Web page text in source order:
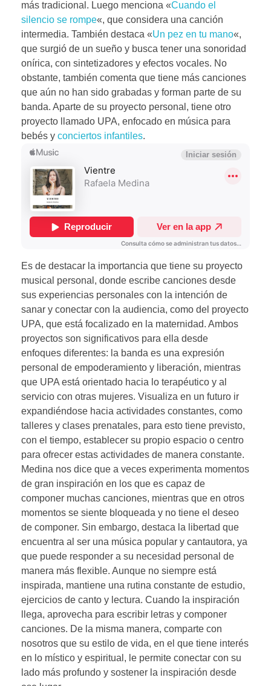
más tradicional. Luego menciona «Cuando el
silencio se rompe«, que considera una canción
intermedia. También destaca «Un pez en tu mano«,
que surgió de un sueño y busca tener una sonoridad
onírica, con sintetizadores y efectos vocales. No
obstante, también comenta que tiene más canciones
que aún no han sido grabadas y forman parte de su
banda. Aparte de su proyecto personal, tiene otro
proyecto llamado UPA, enfocado en música para
bebés y conciertos infantiles.
Es de destacar la importancia que tiene su proyecto
musical personal, donde escribe canciones desde
sus experiencias personales con la intención de
sanar y conectar con la audiencia, como del proyecto
UPA, que está focalizado en la maternidad. Ambos
proyectos son significativos para ella desde
enfoques diferentes: la banda es una expresión
personal de empoderamiento y liberación, mientras
que UPA está orientado hacia lo terapéutico y al
servicio con otras mujeres. Visualiza en un futuro ir
expandiéndose hacia actividades constantes, como
talleres y clases prenatales, para esto tiene previsto,
con el tiempo, establecer su propio espacio o centro
para ofrecer estas actividades de manera constante.
Medina nos dice que a veces experimenta momentos
de gran inspiración en los que es capaz de
componer muchas canciones, mientras que en otros
momentos se siente bloqueada y no tiene el deseo
de componer. Sin embargo, destaca la libertad que
encuentra al ser una música popular y cantautora, ya
que puede responder a su necesidad personal de
manera más flexible. Aunque no siempre está
inspirada, mantiene una rutina constante de estudio,
ejercicios de canto y lectura. Cuando la inspiración
llega, aprovecha para escribir letras y componer
canciones. De la misma manera, comparte con
nosotros que su estilo de vida, en el que tiene interés
en lo místico y espiritual, le permite conectar con su
lado más profundo y sostener la inspiración desde